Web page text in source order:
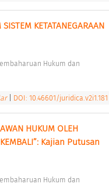
KETATANEGARAAN
DOI: 10.46601/juridica.v2i1.181
HUKUM OLEH
KEMBALI”: Kajian Putusan